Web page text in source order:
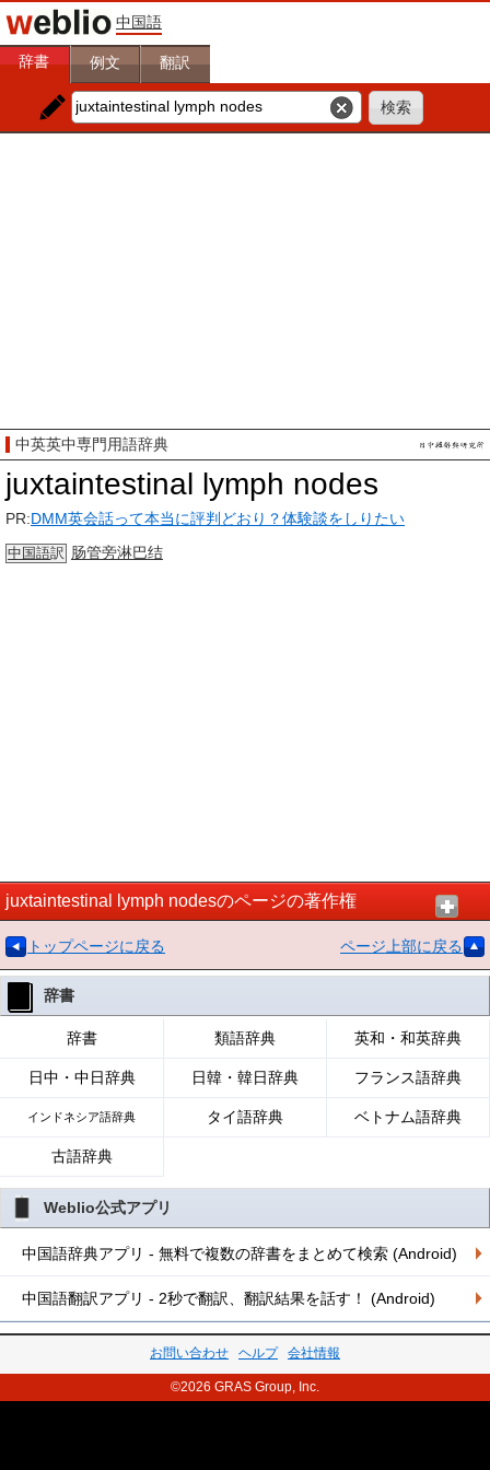
中国語
辞書 例文 翻訳
中英英中専門用語辞典
juxtaintestinal lymph nodes
PR:DMM英会話って本当に評判どおり？体験談をしりたい
中国語訳 肠管旁淋巴结
juxtaintestinal lymph nodesのページの著作権
トップページに戻る ページ上部に戻る
辞書
辞書 類語辞典 英和・和英辞典
日中・中日辞典 日韓・韓日辞典 フランス語辞典
インドネシア語辞典 タイ語辞典 ベトナム語辞典
古語辞典
Weblio公式アプリ
中国語辞典アプリ - 無料で複数の辞書をまとめて検索 (Android)
中国語翻訳アプリ - 2秒で翻訳、翻訳結果を話す！ (Android)
お問い合わせ ヘルプ 会社情報
©2026 GRAS Group, Inc.